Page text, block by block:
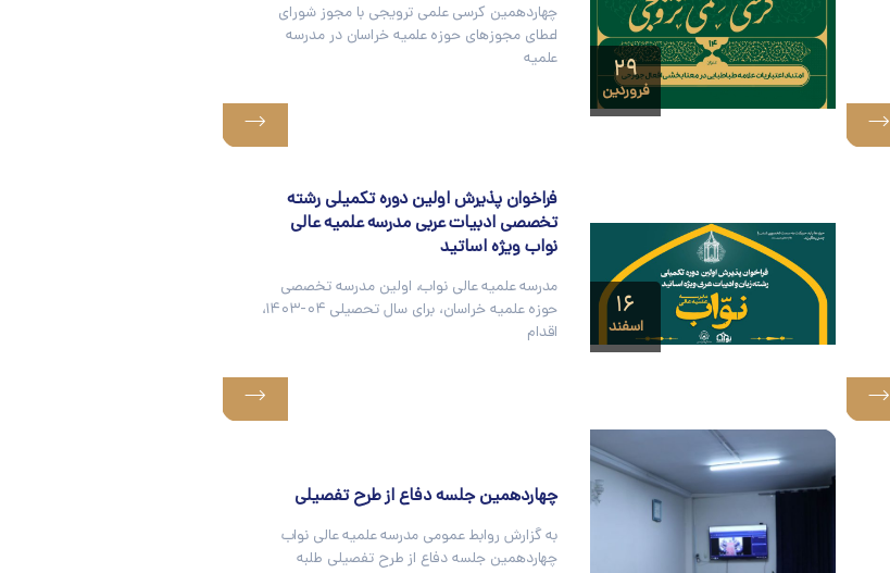
۲۹
فروردین
چهاردهمین کرسی علمی ترویجی با مجوز شورای
اعطای مجوزهای حوزه علمیه خراسان در مدرسه
علمیه
۱۶
اسفند
فراخوان پذیرش اولین دوره تکمیلی رشته
تخصصی ادبیات عربی مدرسه علمیه عالی
نواب ویژه اساتید
مدرسه علمیه عالی نواب، اولین مدرسه تخصصی
حوزه علمیه خراسان، برای سال تحصیلی ۰۴-۱۴۰۳،
اقدام
چهاردهمین جلسه دفاع از طرح تفصیلی
به گزارش روابط عمومی مدرسه علمیه عالی نواب
چهاردهمین جلسه دفاع از طرح تفصیلی طلبه